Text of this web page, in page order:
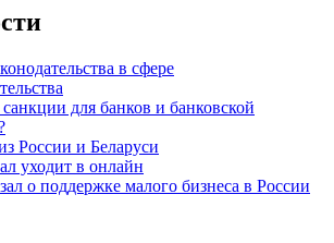
в сфере
для банков и банковской
России и Беларуси
уходит в онлайн
о поддержке малого бизнеса в России